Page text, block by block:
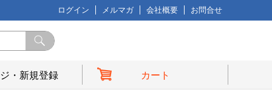
ログイン メルマガ 会社概要 お問合せ
・新規登録 カート